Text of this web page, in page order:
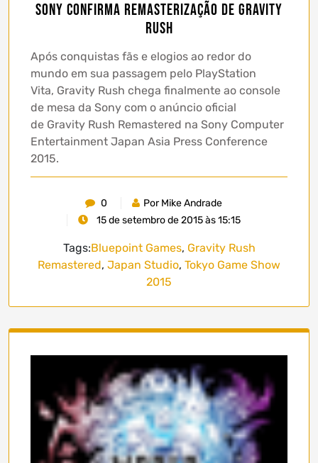
Sony confirma remasterização de Gravity
Rush
Após conquistas fãs e elogios ao redor do
mundo em sua passagem pelo PlayStation
Vita, Gravity Rush chega finalmente ao console
de mesa da Sony com o anúncio oficial
de Gravity Rush Remastered na Sony Computer
Entertainment Japan Asia Press Conference
2015.
0
Por Mike Andrade
15 de setembro de 2015 às 15:15
Tags:Bluepoint Games, Gravity Rush
Remastered, Japan Studio, Tokyo Game Show
2015